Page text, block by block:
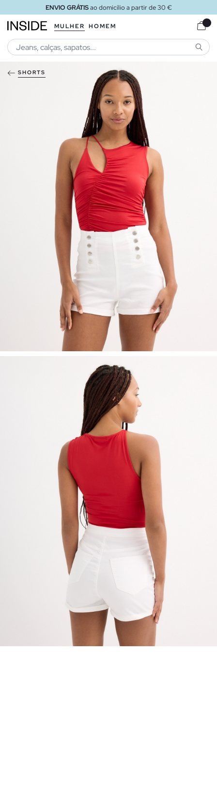
ENVIO GRÁTISao domicílio a partir de 30 €
MULHER HOMEM
SHORTS